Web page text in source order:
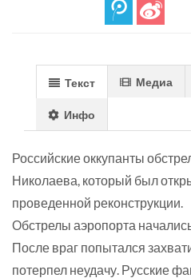
Текст Медиа
Инфо
Российские оккупанты
Николаева, который был
проведенной реконструкции.
Обстрелы аэропорта
После враг попытался
потерпел неудачу. Русские